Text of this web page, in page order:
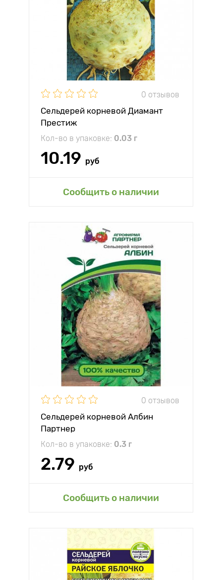
0 отзывов
Сельдерей корневой Диамант
Престиж
Кол-во в упаковке: 0.03 г
10.19 руб
Сообщить о наличии
0 отзывов
Сельдерей корневой Албин
Партнер
Кол-во в упаковке: 0.3 г
2.79 руб
Сообщить о наличии